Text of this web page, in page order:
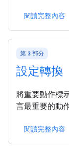
閱讀完整內容
第 3 部分
設定轉換
將重要動作標
言最重要的動
閱讀完整內容